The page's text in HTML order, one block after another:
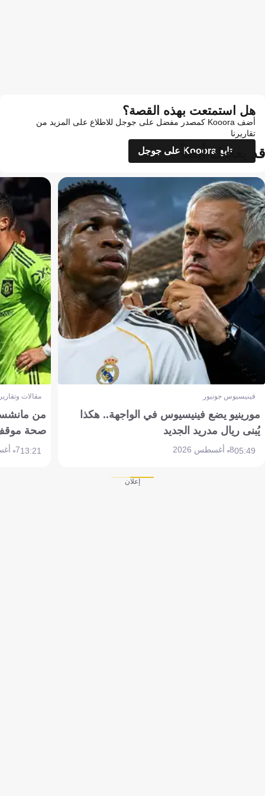
هل استمتعت بهذه القصة؟
أضف Kooora كمصدر مفضل على جوجل للاطلاع على المزيد من
تقاريرنا
تابع Kooora على جوجل
قد يعجبك أيضاً
فينيسيوس جونيور
مورينيو يضع فينيسيوس في الواجهة.. هكذا
يُبنى ريال مدريد الجديد
05:498 أغسطس 2026
مقالات
من
صحة موقف
13:217 أغسطس 2026
إعلان